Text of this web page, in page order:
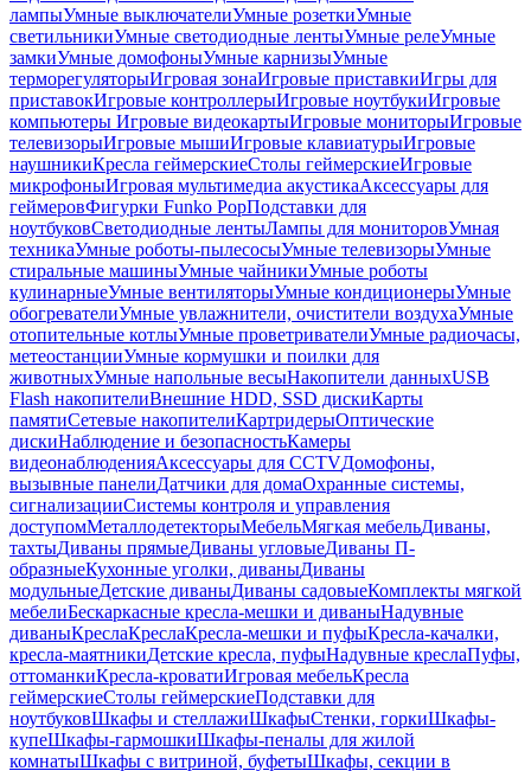
лампыУмные выключателиУмные розеткиУмные
светильникиУмные светодиодные лентыУмные релеУмные
замкиУмные домофоныУмные карнизыУмные
терморегуляторыИгровая зонаИгровые приставкиИгры для
приставокИгровые контроллерыИгровые ноутбукиИгровые
компьютеры Игровые видеокартыИгровые мониторыИгровые
телевизорыИгровые мышиИгровые клавиатурыИгровые
наушникиКресла геймерскиеСтолы геймерскиеИгровые
микрофоныИгровая мультимедиа акустикаАксессуары для
геймеровФигурки Funko PopПодставки для
ноутбуковСветодиодные лентыЛампы для мониторовУмная
техникаУмные роботы-пылесосыУмные телевизорыУмные
стиральные машиныУмные чайникиУмные роботы
кулинарныеУмные вентиляторыУмные кондиционерыУмные
обогревателиУмные увлажнители, очистители воздухаУмные
отопительные котлыУмные проветривателиУмные радиочасы,
метеостанцииУмные кормушки и поилки для
животныхУмные напольные весыНакопители данныхUSB
Flash накопителиВнешние HDD, SSD дискиКарты
памятиСетевые накопителиКартридерыОптические
дискиНаблюдение и безопасностьКамеры
видеонаблюденияАксессуары для CCTVДомофоны,
вызывные панелиДатчики для домаОхранные системы,
сигнализацииСистемы контроля и управления
доступомМеталлодетекторыМебельМягкая мебельДиваны,
тахтыДиваны прямыеДиваны угловыеДиваны П-
образныеКухонные уголки, диваныДиваны
модульныеДетские диваныДиваны садовыеКомплекты мягкой
мебелиБескаркасные кресла-мешки и диваныНадувные
диваныКреслаКреслаКресла-мешки и пуфыКресла-качалки,
кресла-маятникиДетские кресла, пуфыНадувные креслаПуфы,
оттоманкиКресла-кроватиИгровая мебельКресла
геймерскиеСтолы геймерскиеПодставки для
ноутбуковШкафы и стеллажиШкафыСтенки, горкиШкафы-
купеШкафы-гармошкиШкафы-пеналы для жилой
комнатыШкафы с витриной, буфетыШкафы, секции в